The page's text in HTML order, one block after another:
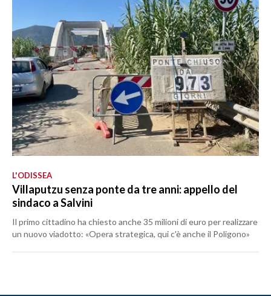
L'ODISSEA
Villaputzu senza ponte da tre anni: appello del
sindaco a Salvini
Il primo cittadino ha chiesto anche 35 milioni di euro per realizzare
un nuovo viadotto: «Opera strategica, qui c'è anche il Poligono»